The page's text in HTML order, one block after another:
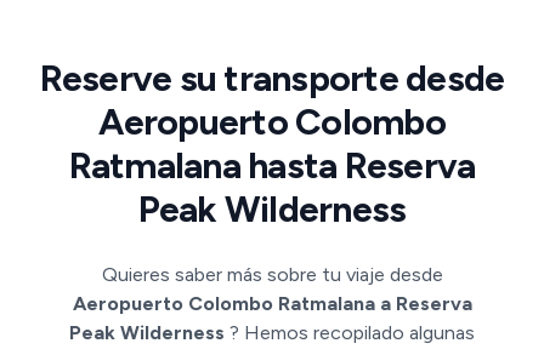
Reserve su transporte desde
Aeropuerto Colombo
Ratmalana hasta Reserva
Peak Wilderness
Quieres saber más sobre tu viaje desde
Aeropuerto Colombo Ratmalana a Reserva
Peak Wilderness ? Hemos recopilado algunas